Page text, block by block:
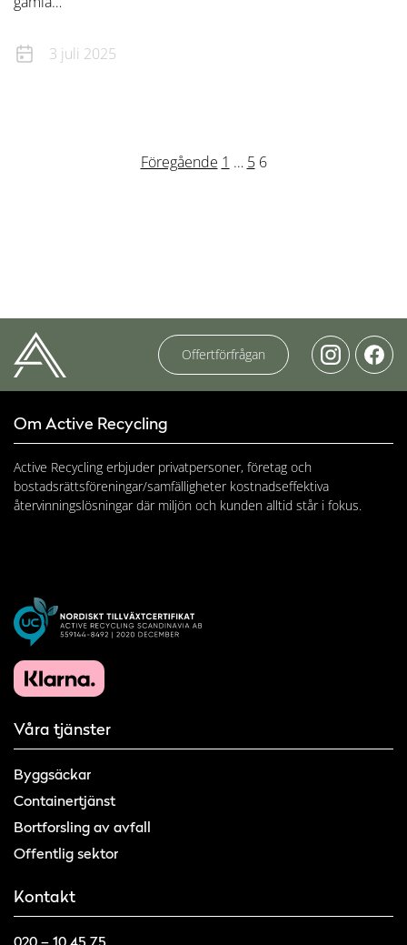
3 juli 2025
Sidnumrering
Föregående 1 … 5 6
Offertförfrågan
Om Active Recycling
Active Recycling erbjuder privatpersoner, företag och
bostadsrättsföreningar/samfälligheter kostnadseffektiva
återvinningslösningar där miljön och kunden alltid står i fokus.
Våra tjänster
Byggsäckar
Containertjänst
Bortforsling av avfall
Offentlig sektor
Kontakt